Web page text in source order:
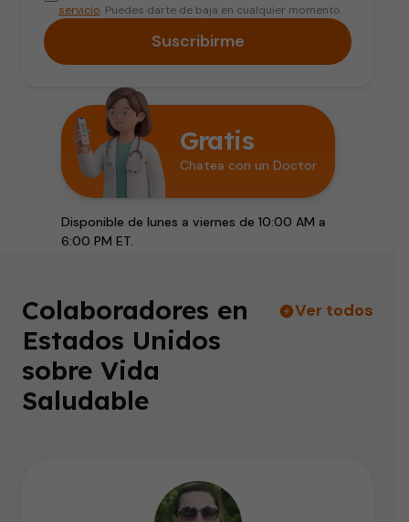
servicio. Puedes darte de baja en cualquier momento.
Suscribirme
Gratis
Chatea con un Doctor
Disponible de lunes a viernes de 10:00 AM a
6:00 PM ET.
Colaboradores en
Estados Unidos
sobre Vida
Saludable
Ver todos